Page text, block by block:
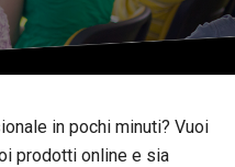
in pochi minuti? Vuoi
prodotti online e sia